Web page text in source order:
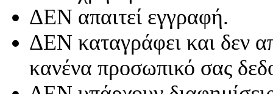
ΔΕΝ απαιτεί εγγραφή.
ΔΕΝ καταγράφει και δεν
κανένα προσωπικό σας